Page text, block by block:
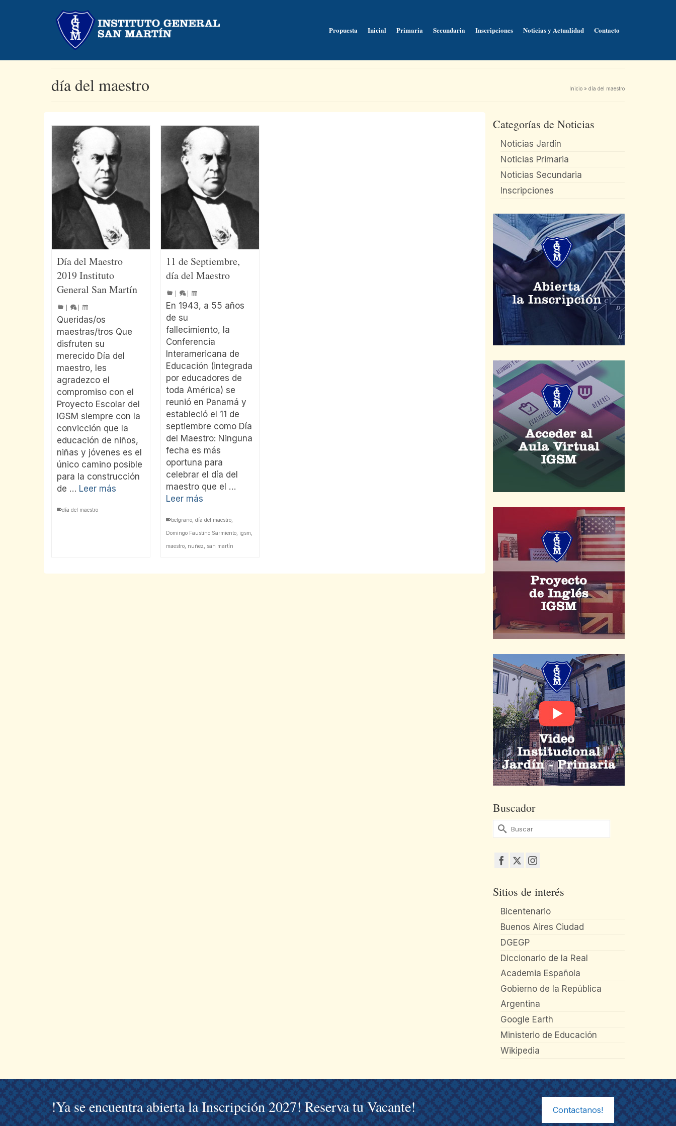
Propuesta Inicial Primaria Secundaria Inscripciones Noticias y Actualidad Contacto
día del maestro Inicio » día del maestro
Día del Maestro
2019 Instituto
General San Martín
Queridas/os
maestras/tros Que
disfruten su
merecido Día del
maestro, les
agradezco el
compromiso con el
Proyecto Escolar del
IGSM siempre con la
convicción que la
educación de niños,
niñas y jóvenes es el
único camino posible
para la construcción
de … Leer más
día del maestro
11 de Septiembre,
día del Maestro
En 1943, a 55 años
de su
fallecimiento, la
Conferencia
Interamericana de
Educación (integrada
por educadores de
toda América) se
reunió en Panamá y
estableció el 11 de
septiembre como Día
del Maestro: Ninguna
fecha es más
oportuna para
celebrar el día del
maestro que el …
Leer más
belgrano, día del maestro,
Domingo Faustino Sarmiento, igsm
maestro, nuñez san martín
Categorías de Noticias
Noticias Jardín
Noticias Primaria
Noticias Secundaria
Inscripciones
Buscador
Buscar
por:
Sitios de interés
Bicentenario
Buenos Aires Ciudad
DGEGP
Diccionario de la Real
Academia Española
Gobierno de la República
Argentina
Google Earth
Ministerio de Educación
Wikipedia
!Ya se encuentra abierta la Inscripción 2027! Reserva tu Vacante! Contactanos!